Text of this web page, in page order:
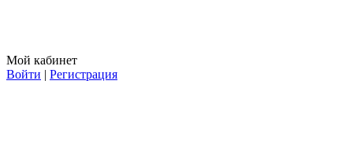
Мой кабинет
Войти | Регистрация